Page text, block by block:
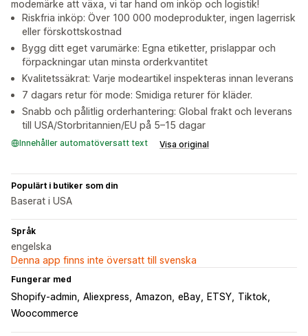
modemärke att växa, vi tar hand om inköp och logistik!
Riskfria inköp: Över 100 000 modeprodukter, ingen lagerrisk
eller förskottskostnad
Bygg ditt eget varumärke: Egna etiketter, prislappar och
förpackningar utan minsta orderkvantitet
Kvalitetssäkrat: Varje modeartikel inspekteras innan leverans
7 dagars retur för mode: Smidiga returer för kläder.
Snabb och pålitlig orderhantering: Global frakt och leverans
till USA/Storbritannien/EU på 5–15 dagar
Innehåller automatöversatt text Visa original
Populärt i butiker som din
Baserat i USA
Språk
engelska
Denna app finns inte översatt till svenska
Fungerar med
Shopify-admin Aliexpress Amazon eBay ETSY Tiktok
Woocommerce